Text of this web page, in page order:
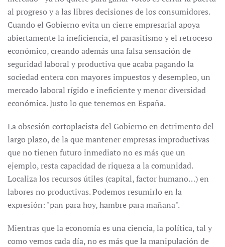
al progreso y a las libres decisiones de los consumidores.
Cuando el Gobierno evita un cierre empresarial apoya
abiertamente la ineficiencia, el parasitismo y el retroceso
económico, creando además una falsa sensación de
seguridad laboral y productiva que acaba pagando la
sociedad entera con mayores impuestos y desempleo, un
mercado laboral rígido e ineficiente y menor diversidad
económica. Justo lo que tenemos en España.
La obsesión cortoplacista del Gobierno en detrimento del
largo plazo, de la que mantener empresas improductivas
que no tienen futuro inmediato no es más que un
ejemplo, resta capacidad de riqueza a la comunidad.
Localiza los recursos útiles (capital, factor humano…) en
labores no productivas. Podemos resumirlo en la
expresión: "pan para hoy, hambre para mañana".
Mientras que la economía es una ciencia, la política, tal y
como vemos cada día, no es más que la manipulación de